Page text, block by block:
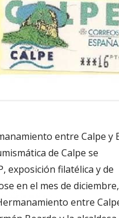
entre Calpe y
de Calpe se
exposición filatélica y de
en el mes de
entre